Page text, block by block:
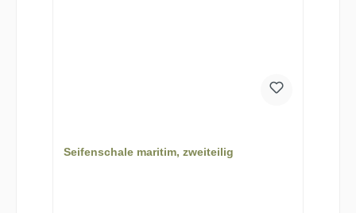
Seifenschale maritim, zweiteilig